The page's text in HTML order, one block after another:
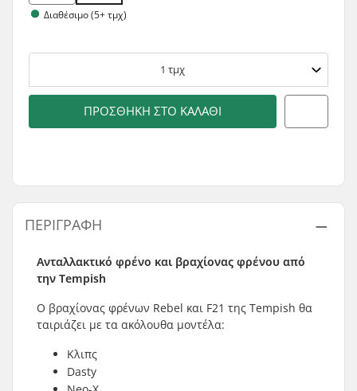
Διαθέσιμο (5+ τμχ)
1 τμχ
ΠΡΟΣΘΉΚΗ ΣΤΟ ΚΑΛΆΘΙ
ΠΕΡΙΓΡΑΦΉ
Ανταλλακτικό φρένο και βραχίονας φρένου από
την Tempish
Ο βραχίονας φρένων Rebel και F21 της Tempish θα
ταιριάζει με τα ακόλουθα μοντέλα:
Κλιπς
Dasty